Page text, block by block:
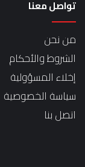
تواصل معنا
من نحن
الشروط والأحكام
إخلاء المسؤولية
سياسة الخصوصية
اتصل بنا